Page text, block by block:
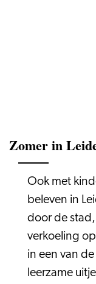
Zomer in
Ook met
beleven in
door de
verkoeling
in een van
leerzame